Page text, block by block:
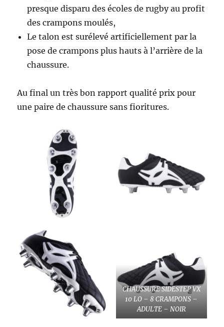
presque disparu des écoles de rugby au profit
des crampons moulés,
Le talon est surélevé artificiellement par la
pose de crampons plus hauts à l’arrière de la
chaussure.
Au final un très bon rapport qualité prix pour
une paire de chaussure sans fioritures.
CHAUSSURE SIDESTEP VX
10 LO – 8 CRAMPONS –
ADULTE – NOIR